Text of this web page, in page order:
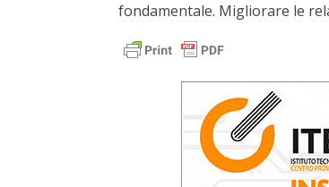
fondamentale. Migliorare le